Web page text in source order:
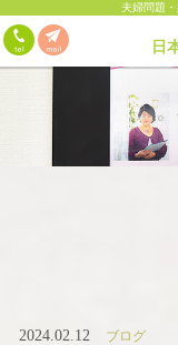
夫婦問題
日
2024.02.12 ブログ